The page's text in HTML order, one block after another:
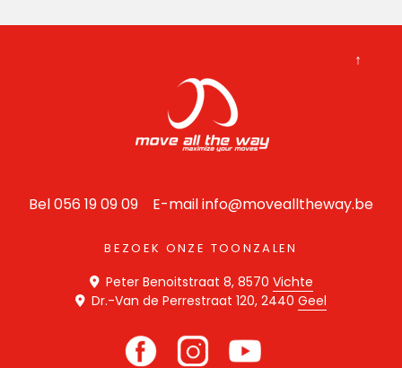
↑
Bel 056 19 09 09 E-mailinfo@movealltheway.be
BEZOEK ONZE TOONZALEN
Peter Benoitstraat 8, 8570 Vichte
Dr.-Van de Perrestraat 120, 2440 Geel